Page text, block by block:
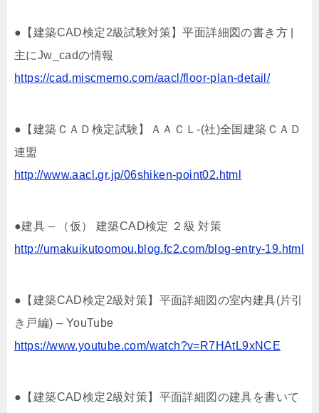
●【建築CAD検定2級試験対策】平面詳細図の書き方 |
主にJw_cadの情報
https://cad.miscmemo.com/aacl/floor-plan-detail/
●【建築ＣＡＤ検定試験】ＡＡＣＬ-(社)全国建築ＣＡＤ
連盟
http://www.aacl.gr.jp/06shiken-point02.html
●建具 – （仮） 建築CAD検定 ２級 対策
http://umakuikutoomou.blog.fc2.com/blog-entry-19.html
●【建築CAD検定2級対策】平面詳細図の室内建具(片引
き戸編) – YouTube
https://www.youtube.com/watch?v=R7HAtL9xNCE
●【建築CAD検定2級対策】平面詳細図の建具を書いて